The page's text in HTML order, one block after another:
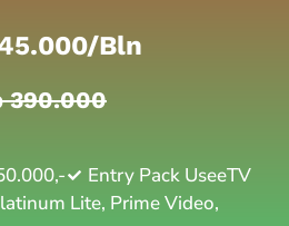
bln
390.000
Entry Pack UseeTV
Lite, Prime Video,